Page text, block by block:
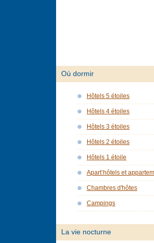
Où dormir
Hôtels 5 étoiles
Hôtels 4 étoiles
Hôtels 3 étoiles
Hôtels 2 étoiles
Hôtels 1 étoile
Apart’hôtels et
Chambres d'hôtes
Campings
La vie nocturne